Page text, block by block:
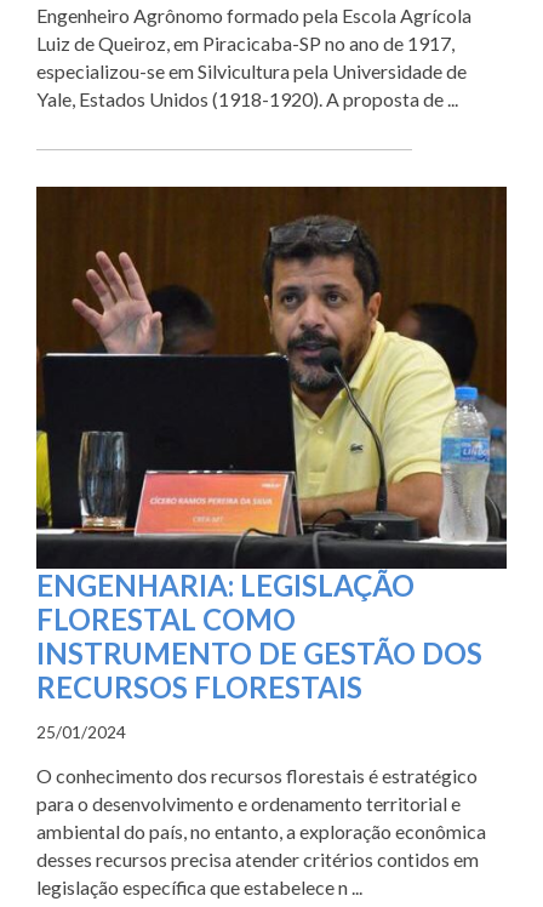
Engenheiro Agrônomo formado pela Escola Agrícola
Luiz de Queiroz, em Piracicaba-SP no ano de 1917,
especializou-se em Silvicultura pela Universidade de
Yale, Estados Unidos (1918-1920). A proposta de ...
ENGENHARIA: LEGISLAÇÃO
FLORESTAL COMO
INSTRUMENTO DE GESTÃO DOS
RECURSOS FLORESTAIS
25/01/2024
O conhecimento dos recursos florestais é estratégico
para o desenvolvimento e ordenamento territorial e
ambiental do país, no entanto, a exploração econômica
desses recursos precisa atender critérios contidos em
legislação específica que estabelece n ...